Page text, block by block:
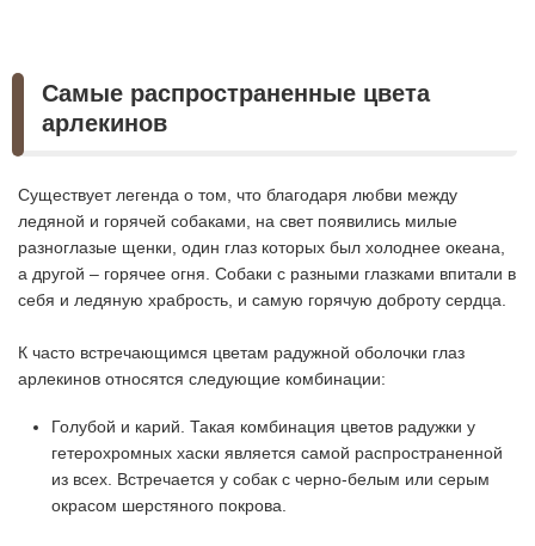
Самые распространенные цвета
арлекинов
Существует легенда о том, что благодаря любви между
ледяной и горячей собаками, на свет появились милые
разноглазые щенки, один глаз которых был холоднее океана,
а другой – горячее огня. Собаки с разными глазками впитали в
себя и ледяную храбрость, и самую горячую доброту сердца.
К часто встречающимся цветам радужной оболочки глаз
арлекинов относятся следующие комбинации:
Голубой и карий. Такая комбинация цветов радужки у
гетерохромных хаски является самой распространенной
из всех. Встречается у собак с черно-белым или серым
окрасом шерстяного покрова.